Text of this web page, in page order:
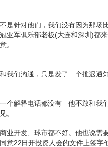
针对他们，我们没有因为那场
亚军俱乐部老板(大连和深圳)都来
。
们沟通，只是发了一个推迟通
解释电话都没有，他不敢和我
。
开发、球市都不好。他也说需
意22日开投资人会的文件上签字